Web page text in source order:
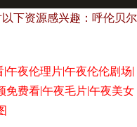
下资源感兴趣：呼伦贝尔
午夜伦理片|午夜伦伦剧场|
免费看|午夜毛片|午夜美女